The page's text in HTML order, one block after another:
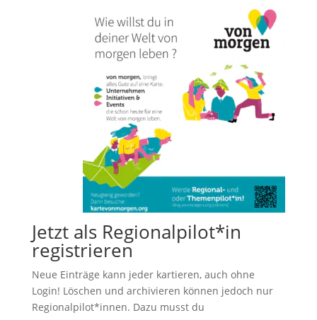
Jetzt als Regionalpilot*in
registrieren
Neue Einträge kann jeder kartieren, auch ohne
Login! Löschen und archivieren können jedoch nur
Regionalpilot*innen. Dazu musst du